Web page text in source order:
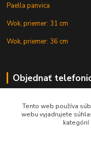
Paella panvica
Wok, priemer: 31 cm
Wok, priemer: 36 cm
Objednať
+421
Tento web používa
webu vyjadrujete
kategórií